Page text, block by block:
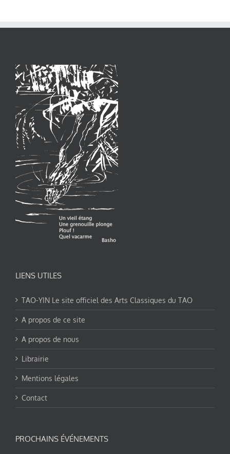
LIENS UTILES
TAO-YIN Le site officiel des Arts Classiques du TAO
A propos de ce site
A propos de nous
Librairie
Mentions légales
Contact
PROCHAINS ÉVÉNEMENTS